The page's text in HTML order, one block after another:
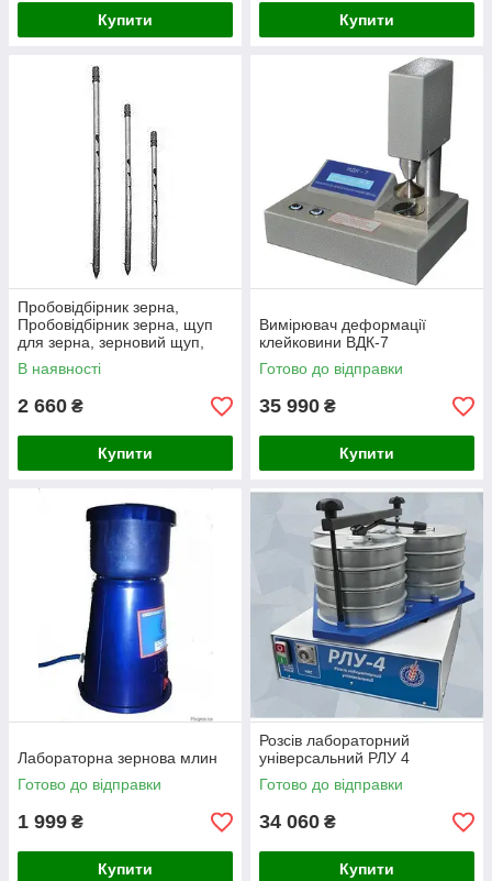
Купити Купити
Пробовідбірник зерна,
Пробовідбірник зерна, щуп
для зерна, зерновий щуп,
зерновий щуп
В наявності
2 660 ₴
Купити
Вимірювач деформації
клейковини ВДК-7
Готово до відправки
35 990 ₴
Купити
Лабораторна зернова млин
Готово до відправки
1 999 ₴
Купити
Розсів лабораторний
універсальний РЛУ 4
Готово до відправки
34 060 ₴
Купити